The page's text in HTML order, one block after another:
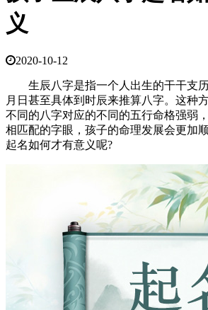
义
2020-10-12
生辰八字是指一个人出生的干干支历
月日甚至具体到时辰来推算八字。这种
不同的八字对应的不同的五行命格强弱
相匹配的字眼，孩子的命理发展会更加
起名如何才有意义呢?